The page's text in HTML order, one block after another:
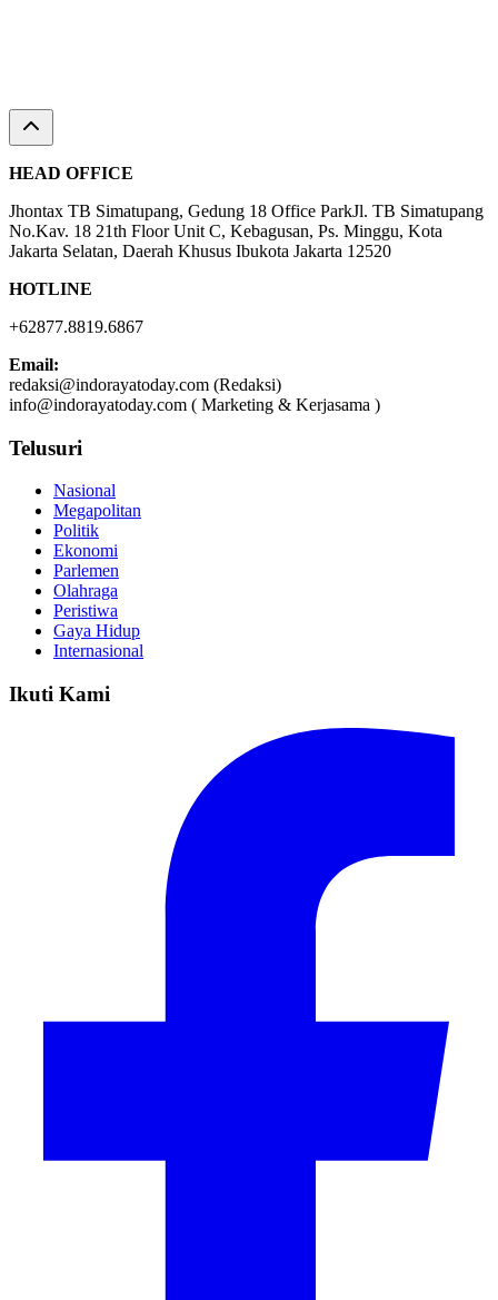
HEAD OFFICE
Jhontax TB Simatupang, Gedung 18 Office ParkJl. TB Simatupang
No.Kav. 18 21th Floor Unit C, Kebagusan, Ps. Minggu, Kota
Jakarta Selatan, Daerah Khusus Ibukota Jakarta 12520
HOTLINE
+62877.8819.6867
Email:
redaksi@indorayatoday.com (Redaksi)
info@indorayatoday.com ( Marketing & Kerjasama )
Telusuri
Nasional
Megapolitan
Politik
Ekonomi
Parlemen
Olahraga
Peristiwa
Gaya Hidup
Internasional
Ikuti Kami